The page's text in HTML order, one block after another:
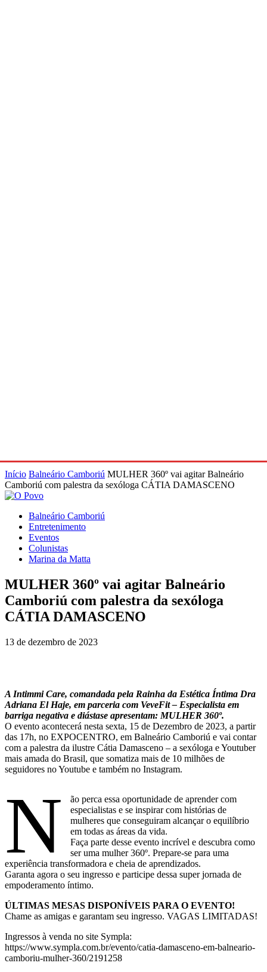
Início Balneário Camboriú MULHER 360º vai agitar Balneário
Camboriú com palestra da sexóloga CÁTIA DAMASCENO
Balneário Camboriú
Entretenimento
Eventos
Colunistas
Marina da Matta
MULHER 360º vai agitar Balneário
Camboriú com palestra da sexóloga
CÁTIA DAMASCENO
13 de dezembro de 2023
A Intimmi Care, comandada pela Rainha da Estética Íntima Dra
Adriana El Haje, em parceria com VeveFit – Especialista em
barriga negativa e diástase apresentam: MULHER 360º.
O evento acontecerá nesta sexta, 15 de Dezembro de 2023, a partir
das 17h, no EXPOCENTRO, em Balneário Camboriú e vai contar
com a palestra da ilustre Cátia Damasceno – a sexóloga e Youtuber
mais amada do Brasil, que somatiza mais de 10 milhões de
seguidores no Youtube e também no Instagram.
N
ão perca essa oportunidade de aprender com
especialistas e se inspirar com histórias de
mulheres que conseguiram alcançar o equilíbrio
em todas as áreas da vida.
Faça parte desse evento incrível e descubra como
ser uma mulher 360º. Prepare-se para uma
experiência transformadora e cheia de aprendizados.
Garanta agora o seu ingresso e participe dessa super jornada de
empoderamento íntimo.
ÚLTIMAS MESAS DISPONÍVEIS PARA O EVENTO!
Chame as amigas e garantam seu ingresso. VAGAS LIMITADAS!
Ingressos à venda no site Sympla:
https://www.sympla.com.br/evento/catia-damasceno-em-balneario-
camboriu-mulher-360/2191258